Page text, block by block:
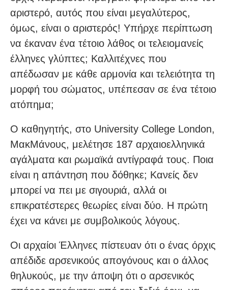
αριστερό, αυτός που είναι μεγαλύτερος,
όμως, είναι ο αριστερός! Υπήρχε περίπτωση
να έκαναν ένα τέτοιο λάθος οι τελειομανείς
έλληνες γλύπτες; Καλλιτέχνες που
απέδωσαν με κάθε αρμονία και τελειότητα τη
μορφή του σώματος, υπέπεσαν σε ένα τέτοιο
ατόπημα;
Ο καθηγητής, στο University College London,
ΜακΜάνους, μελέτησε 187 αρχαιοελληνικά
αγάλματα και ρωμαϊκά αντίγραφά τους. Ποια
είναι η απάντηση που δόθηκε; Κανείς δεν
μπορεί να πει με σιγουριά, αλλά οι
επικρατέστερες θεωρίες είναι δύο. Η πρώτη
έχει να κάνει με συμβολικούς λόγους.
Οι αρχαίοι Έλληνες πίστευαν ότι ο ένας όρχις
απέδιδε αρσενικούς απογόνους και ο άλλος
θηλυκούς, με την άποψη ότι ο αρσενικός